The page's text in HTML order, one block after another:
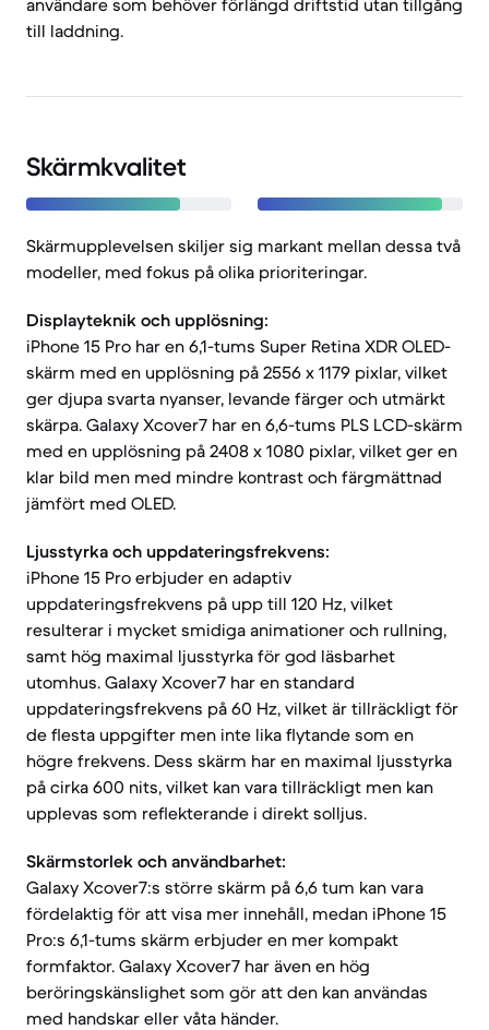
användare som behöver förlängd driftstid utan tillgång
till laddning.
Skärmkvalitet
Skärmupplevelsen skiljer sig markant mellan dessa två
modeller, med fokus på olika prioriteringar.
Displayteknik och upplösning:
iPhone 15 Pro har en 6,1-tums Super Retina XDR OLED-
skärm med en upplösning på 2556 x 1179 pixlar, vilket
ger djupa svarta nyanser, levande färger och utmärkt
skärpa. Galaxy Xcover7 har en 6,6-tums PLS LCD-skärm
med en upplösning på 2408 x 1080 pixlar, vilket ger en
klar bild men med mindre kontrast och färgmättnad
jämfört med OLED.
Ljusstyrka och uppdateringsfrekvens:
iPhone 15 Pro erbjuder en adaptiv
uppdateringsfrekvens på upp till 120 Hz, vilket
resulterar i mycket smidiga animationer och rullning,
samt hög maximal ljusstyrka för god läsbarhet
utomhus. Galaxy Xcover7 har en standard
uppdateringsfrekvens på 60 Hz, vilket är tillräckligt för
de flesta uppgifter men inte lika flytande som en
högre frekvens. Dess skärm har en maximal ljusstyrka
på cirka 600 nits, vilket kan vara tillräckligt men kan
upplevas som reflekterande i direkt solljus.
Skärmstorlek och användbarhet:
Galaxy Xcover7:s större skärm på 6,6 tum kan vara
fördelaktig för att visa mer innehåll, medan iPhone 15
Pro:s 6,1-tums skärm erbjuder en mer kompakt
formfaktor. Galaxy Xcover7 har även en hög
beröringskänslighet som gör att den kan användas
med handskar eller våta händer.